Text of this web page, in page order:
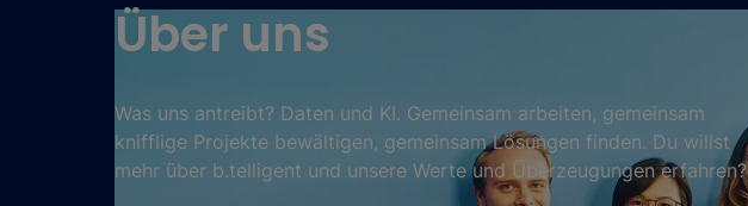
Über uns
Was uns antreibt? Daten und KI. Gemeinsam arbeiten, gemeinsam
knifflige Projekte bewältigen, gemeinsam Lösungen finden. Du willst
mehr über b.telligent und unsere Werte und Überzeugungen erfahren?